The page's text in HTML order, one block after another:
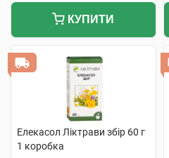
КУПИТИ
Елекасол Ліктрави збір 60 г
1 коробка